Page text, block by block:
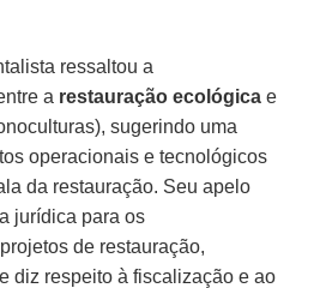
ressaltou a
a restauração ecológica e
sugerindo uma
operacionais e tecnológicos
da restauração. Seu apelo
jurídica para os
de restauração,
diz respeito à fiscalização e ao